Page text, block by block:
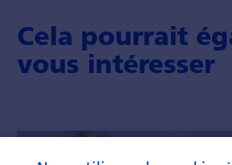
Cela pourrait
vous intéresser